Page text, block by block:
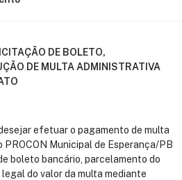
DE BOLETO,
DE MULTA ADMINISTRATIVA
efetuar o pagamento de multa
Municipal de Esperança/PB
boleto bancário, parcelamento do
do valor da multa mediante